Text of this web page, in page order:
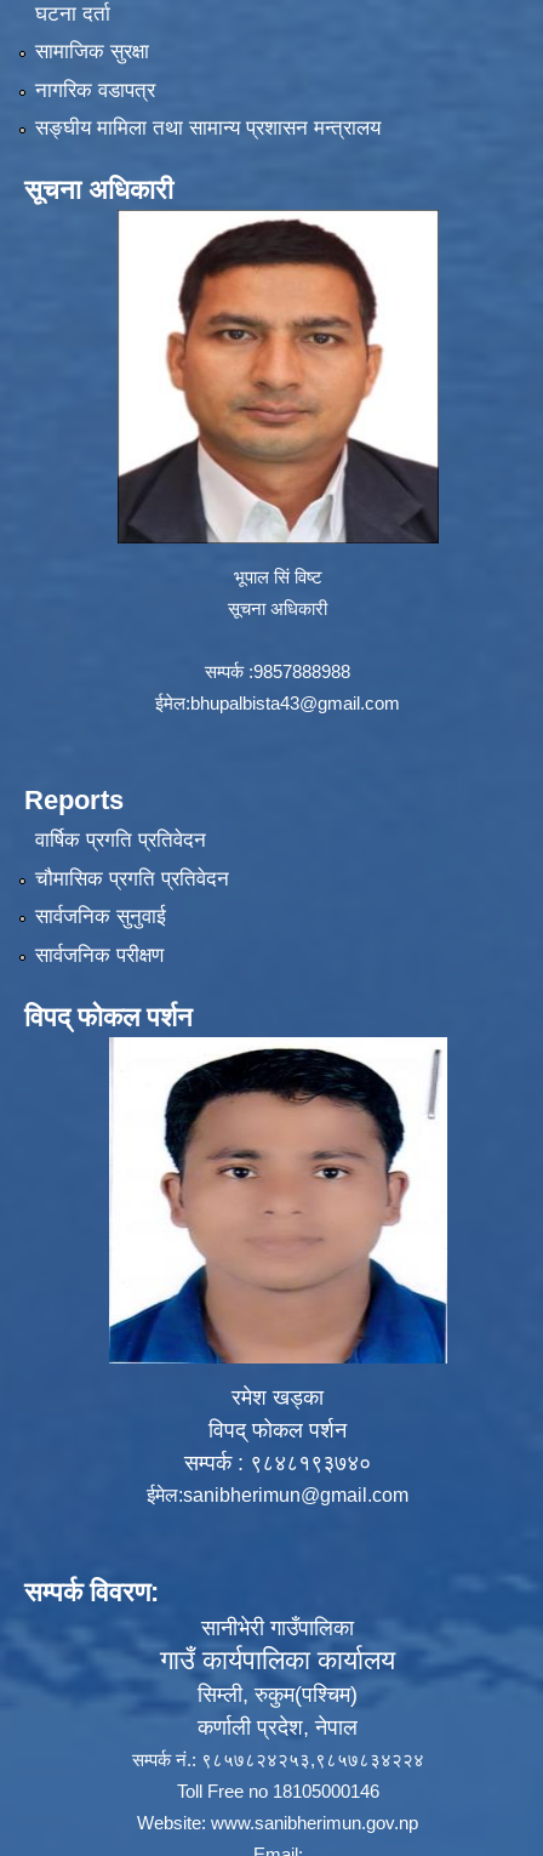
घटना दर्ता
सामाजिक सुरक्षा
नागरिक वडापत्र
सङ्‍घीय मामिला तथा सामान्य प्रशासन मन्त्रालय
सूचना अधिकारी
भूपाल सिं विष्ट
सूचना अधिकारी
सम्पर्क :9857888988
ईमेल:bhupalbista43@gmail.com
Reports
वार्षिक प्रगति प्रतिवेदन
चौमासिक प्रगति प्रतिवेदन
सार्वजनिक सुनुवाई
सार्वजनिक परीक्षण
विपद् फोकल पर्शन
रमेश खड्का
विपद् फोकल पर्शन
सम्पर्क : ९८४८१९३७४०
ईमेल:sanibherimun@gmail.com
सम्पर्क विवरण:
सानीभेरी गाउँपालिका
गाउँ कार्यपालिका कार्यालय
सिम्ली, रुकुम(पश्‍चिम)
कर्णाली प्रदेश, नेपाल
सम्पर्क नं.: ९८५७८२४२५३,९८५७८३४२२४
Toll Free no 18105000146
Website: www.sanibherimun.gov.np